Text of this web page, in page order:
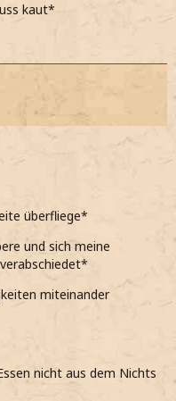
kaut*
überfliege*
und sich meine
miteinander
nicht aus dem Nichts